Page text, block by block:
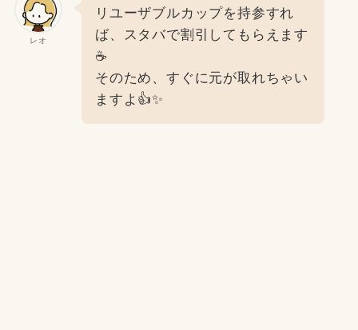
レオ
リユーザブルカップを持参すれ
ば、スタバで割引してもらえます
☕️
そのため、すぐに元が取れちゃい
ますよ👍✨